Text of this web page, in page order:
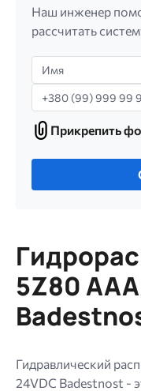
Наш инженер
рассчитать
Имя
Телефон
Прикрепить
фото
Прикрепить
Только
МБ.
Допустимые
типы:
gif
jpg
png.
5Z80
Гидравлический
24VDC Badestnost -